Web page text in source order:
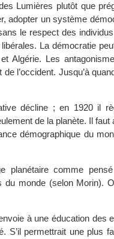
Lumières plutôt que
adopter un système
le respect des
La démocratie
Algérie. Les
l’occident. Jusqu’à
décline ; en 1920 il
de la planète. Il
démographique du
planétaire comme
du monde (selon Morin).
à une éducation des
S’il permettrait une plus